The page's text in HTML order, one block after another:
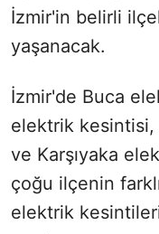
İzmir'in belirli
yaşanacak.
İzmir'de Buca
elektrik
ve Karşıyaka
çoğu ilçenin
elektrik